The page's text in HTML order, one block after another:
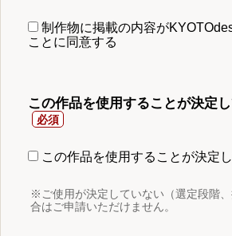
制作物に掲載の内容が
ことに同意する
この作品を使用することが決定
この作品を使用することが決定し
※ご使用が決定していない（選定段階
合はご申請いただけません。